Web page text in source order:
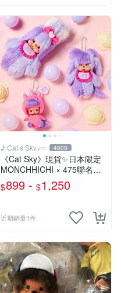
♪ Cat s Sky╭☆ 4808
《Cat Sky》現貨✨️日本限定
MONCHHICHI × 475聯名款
夢奇奇
$899 - $1,250
近期銷量1件